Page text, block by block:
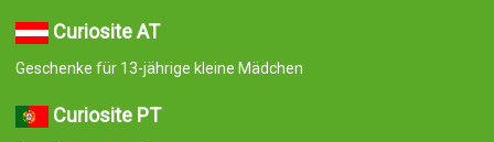
Curiosite AT
Geschenke für 13-jährige kleine Mädchen
Curiosite PT